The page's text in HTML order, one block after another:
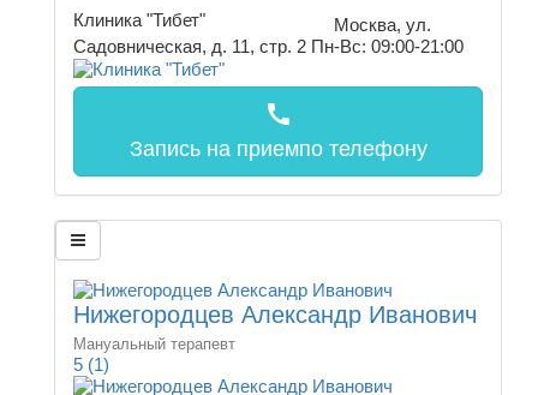
Клиника "Тибет"
Москва, ул.
Садовническая, д. 11, стр. 2 Пн-Вс: 09:00-21:00
call
Запись на приемпо телефону
Нижегородцев Александр Иванович
Мануальный терапевт
5 (1)